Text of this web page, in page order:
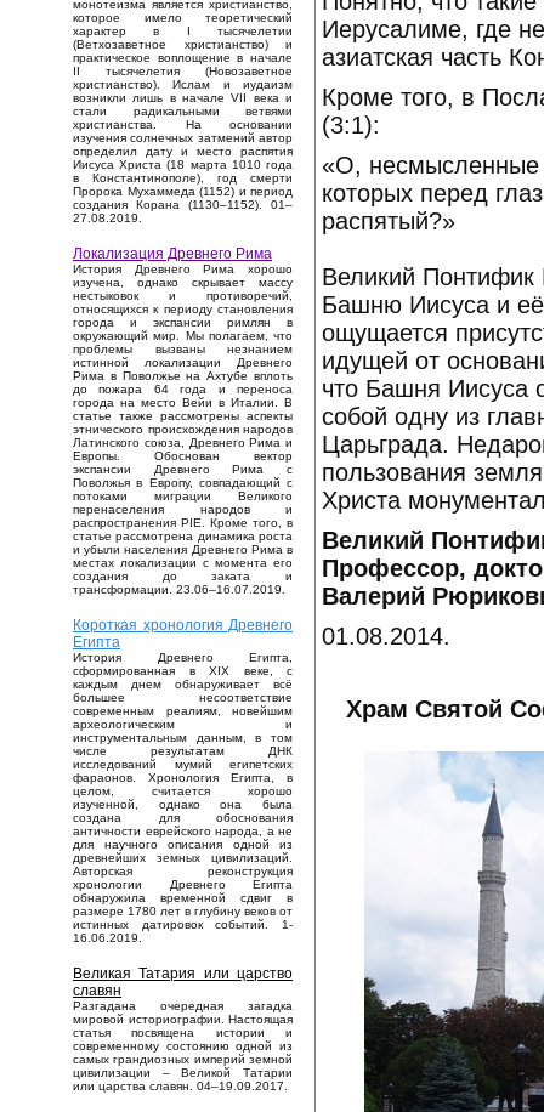
монотеизма является христианство,
которое имело теоретический
характер в I тысячелетии
(Ветхозаветное христианство) и
практическое воплощение в начале
II тысячелетия (Новозаветное
христианство). Ислам и иудаизм
возникли лишь в начале VII века и
стали радикальными ветвями
христианства. На основании
изучения солнечных затмений автор
определил дату и место распятия
Иисуса Христа (18 марта 1010 года
в Константинополе), год смерти
Пророка Мухаммеда (1152) и период
создания Корана (1130–1152). 01–
27.08.2019.
Локализация Древнего Рима
История Древнего Рима хорошо
изучена, однако скрывает массу
нестыковок и противоречий,
относящихся к периоду становления
города и экспансии римлян в
окружающий мир. Мы полагаем, что
проблемы вызваны незнанием
истинной локализации Древнего
Рима в Поволжье на Ахтубе вплоть
до пожара 64 года и переноса
города на место Вейи в Италии. В
статье также рассмотрены аспекты
этнического происхождения народов
Латинского союза, Древнего Рима и
Европы. Обоснован вектор
экспансии Древнего Рима с
Поволжья в Европу, совпадающий с
потоками миграции Великого
перенаселения народов и
распространения PIE. Кроме того, в
статье рассмотрена динамика роста
и убыли населения Древнего Рима в
местах локализации с момента его
создания до заката и
трансформации. 23.06–16.07.2019.
Короткая хронология Древнего
Египта
История Древнего Египта,
сформированная в XIX веке, с
каждым днем обнаруживает всё
большее несоответствие
современным реалиям, новейшим
археологическим и
инструментальным данным, в том
числе результатам ДНК
исследований мумий египетских
фараонов. Хронология Египта, в
целом, считается хорошо
изученной, однако она была
создана для обоснования
античности еврейского народа, а не
для научного описания одной из
древнейших земных цивилизаций.
Авторская реконструкция
хронологии Древнего Египта
обнаружила временной сдвиг в
размере 1780 лет в глубину веков от
истинных датировок событий. 1-
16.06.2019.
Великая Татария или царство
славян
Разгадана очередная загадка
мировой историографии. Настоящая
статья посвящена истории и
современному состоянию одной из
самых грандиозных империй земной
цивилизации – Великой Татарии
или царства славян. 04–19.09.2017.
Иерусалиме, где
азиатская часть
Кроме того, в
(3:1):
«О, несмысленные
которых перед
распятый?»
Великий Понтифик
Башню Иисуса и её
ощущается
идущей от
что Башня Иисуса
собой одну из
Царьграда.
пользования
Христа
Великий
Профессор,
Валерий
01.08.2014.
Храм Святой